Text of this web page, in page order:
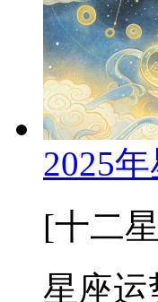
2025
[十二
星座运